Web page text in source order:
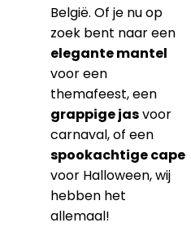
België. Of je nu op
zoek bent naar een
elegante mantel
voor een
themafeest, een
grappige jasvoor
carnaval, of een
spookachtige cape
voor Halloween, wij
hebben het
allemaal!